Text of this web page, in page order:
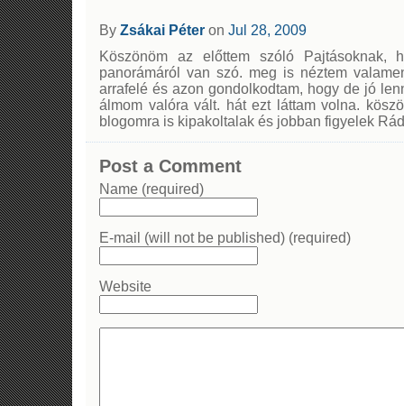
By Zsákai Péter on Jul 28, 2009
Köszönöm az előttem szóló Pajtásoknak,
panorámáról van szó. meg is néztem
arrafelé és azon gondolkodtam, hogy de jó
álmom valóra vált. hát ezt láttam volna.
blogomra is kipakoltalak és jobban figyelek
Post a Comment
Name (required)
E-mail (will not be published) (required)
Website